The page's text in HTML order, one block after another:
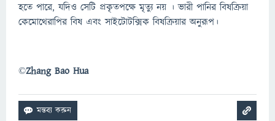
হতে পারে, যদিও সেটি প্রকৃতপক্ষে মৃত্যু নয় । ভারী পানির বিষক্রিয়া
কেমোথেরাপির বিষ এবং সাইটোটক্সিক বিষক্রিয়ার অনুরূপ।
©Zhang Bao Hua